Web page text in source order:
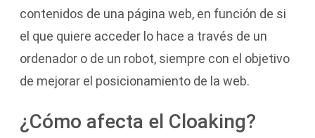
contenidos de una página web, en función de si
el que quiere acceder lo hace a través de un
ordenador o de un robot, siempre con el objetivo
de mejorar el posicionamiento de la web.
¿Cómo afecta el Cloaking?